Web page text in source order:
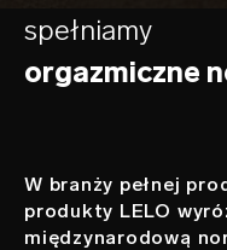
spełniamy
orgazmiczne
W branży pełnej
produkty LELO
międzynarodową